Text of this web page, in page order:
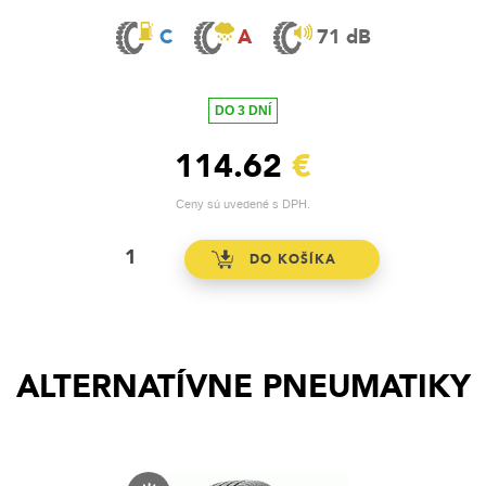
C A 71 dB
DO 3 DNÍ
114.62 €
Ceny sú uvedené s DPH.
ALTERNATÍVNE PNEUMATIKY